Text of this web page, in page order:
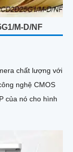
M-D/NF
chất lượng với
nghệ CMOS